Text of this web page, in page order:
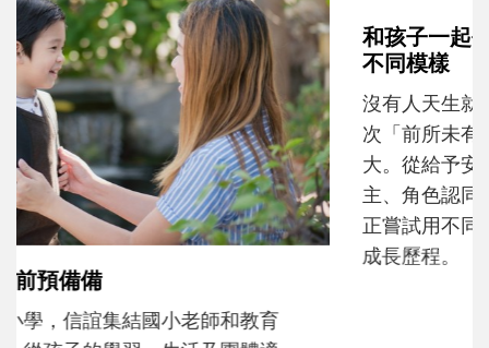
和孩子一起長大的那個男人│讀懂父親的
不同模樣
沒有人天生就擅長當爸爸！男人總是在一次
次「前所未有」的體驗中，跟著孩子一起長
大。從給予安全感的肢體遊戲，到獨立自
主、角色認同及解決問題的能力養成。爸爸
正嘗試用不同的模樣，參與孩子每個重要的